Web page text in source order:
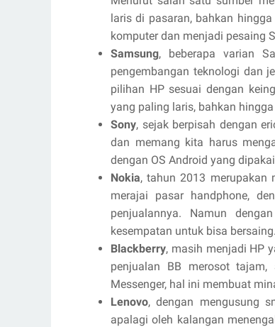
laris di pasaran, bahkan
komputer dan menjadi pesaing
Samsung, beberapa varian
pengembangan teknologi dan
pilihan HP sesuai dengan
yang paling laris, bahkan
Sony, sejak berpisah dengan
dan memang kita harus
dengan OS Android yang
Nokia, tahun 2013 merupakan
merajai pasar handphone,
penjualannya. Namun
kesempatan untuk bisa bersaing.
Blackberry, masih menjadi HP
penjualan BB merosot
Messenger, hal ini membuat
Lenovo, dengan mengusung
apalagi oleh kalangan